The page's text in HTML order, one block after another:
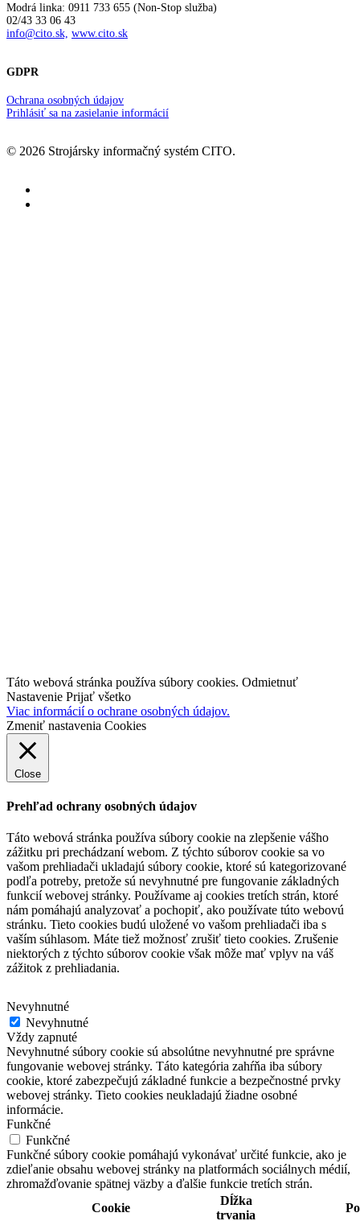
Modrá linka: 0911 733 655 (Non-Stop služba)
02/43 33 06 43
info@cito.sk, www.cito.sk
GDPR
Ochrana osobných údajov
Prihlásiť sa na zasielanie informácií
© 2026 Strojársky informačný systém CITO.
Táto webová stránka používa súbory cookies. Odmietnuť
Nastavenie Prijať všetko
Viac informácií o ochrane osobných údajov.
Zmeniť nastavenia Cookies
Close
Prehľad ochrany osobných údajov
Táto webová stránka používa súbory cookie na zlepšenie vášho
zážitku pri prechádzaní webom. Z týchto súborov cookie sa vo
vašom prehliadači ukladajú súbory cookie, ktoré sú kategorizované
podľa potreby, pretože sú nevyhnutné pre fungovanie základných
funkcií webovej stránky. Používame aj cookies tretích strán, ktoré
nám pomáhajú analyzovať a pochopiť, ako používate túto webovú
stránku. Tieto cookies budú uložené vo vašom prehliadači iba s
vaším súhlasom. Máte tiež možnosť zrušiť tieto cookies. Zrušenie
niektorých z týchto súborov cookie však môže mať vplyv na váš
zážitok z prehliadania.
Nevyhnutné
Nevyhnutné
Vždy zapnuté
Nevyhnutné súbory cookie sú absolútne nevyhnutné pre správne
fungovanie webovej stránky. Táto kategória zahŕňa iba súbory
cookie, ktoré zabezpečujú základné funkcie a bezpečnostné prvky
webovej stránky. Tieto cookies neukladajú žiadne osobné
informácie.
Funkčné
Funkčné
Funkčné súbory cookie pomáhajú vykonávať určité funkcie, ako je
zdieľanie obsahu webovej stránky na platformách sociálnych médií,
zhromažďovanie spätnej väzby a ďalšie funkcie tretích strán.
Cookie
Dĺžka
trvania